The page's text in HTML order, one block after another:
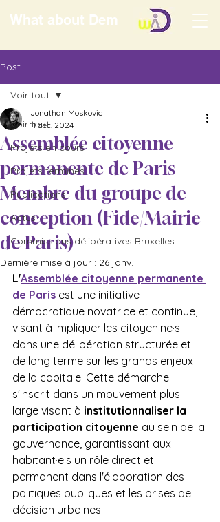
What about Dem
Post
Voir tout
Projets en cours
Projets terminés
Publications
Actus
Commissions délibératives Bruxelles
Voir tout
Assemblée citoyenne
permanente de Paris –
Membre du groupe de
conception (Fide/Mairie
de Paris)
Jonathan Moskovic
11 déc. 2024
Dernière mise à jour : 26 janv.
L'Assemblée citoyenne permanente
de Paris est une initiative
démocratique novatrice et continue,
visant à impliquer les citoyen·ne·s
dans une délibération structurée et
de long terme sur les grands enjeux
de la capitale. Cette démarche
s'inscrit dans un mouvement plus
large visant à institutionnaliser la
participation citoyenne au sein de la
gouvernance, garantissant aux
habitant·e·s un rôle direct et
permanent dans l'élaboration des
politiques publiques et les prises de
décision urbaines.